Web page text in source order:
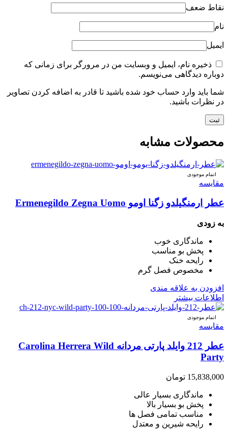
نقاط ضعف
نام
ایمیل
ذخیره نام، ایمیل و وبسایت من در مرورگر برای زمانی که
دوباره دیدگاهی می‌نویسم.
شما باید وارد حساب خود شده باشید تا قادر به اضافه کردن تصاویر
در نظرات باشید.
محصولات مشابه
اتمام موجودی
مقایسه
عطر ارمنگیلدو زگنا اومو Ermenegildo Zegna Uomo
به زودی
ماندگاری خوب
پخش بو مناسب
رایحه خنک
مخصوص فصل گرم
افزودن به علاقه مندی
اطلاعات بیشتر
اتمام موجودی
مقایسه
عطر 212 وایلد پارتی مردانه Carolina Herrera Wild
Party
15,838,000 تومان
ماندگاری بسیار عالی
پخش بو بسیار بالا
مناسب تمامی فصل ها
رایحه شیرین و معتدل